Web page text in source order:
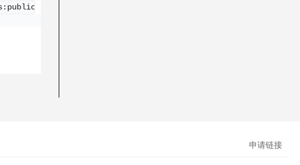
stylesheets
申请链接